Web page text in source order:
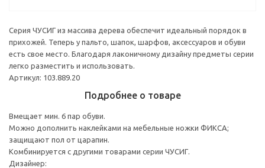
Серия ЧУСИГ из массива дерева обеспечит идеальный порядок в
прихожей. Теперь у пальто, шапок, шарфов, аксессуаров и обуви
есть свое место. Благодаря лаконичному дизайну предметы серии
легко разместить и использовать.
Артикул: 103.889.20
Подробнее о товаре
Вмещает мин. 6 пар обуви.
Можно дополнить наклейками на мебельные ножки ФИКСА;
защищают пол от царапин.
Комбинируется с другими товарами серии ЧУСИГ.
Дизайнер: